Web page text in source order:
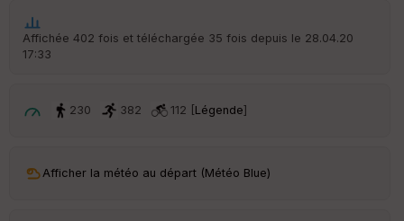
Affichée 402 fois et téléchargée 35 fois depuis le 28.04.20
17:33
230 382 112 [Légende]
Afficher la météo au départ (Météo Blue)